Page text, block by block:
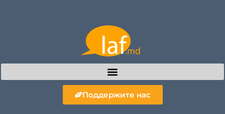
Поддержите нас